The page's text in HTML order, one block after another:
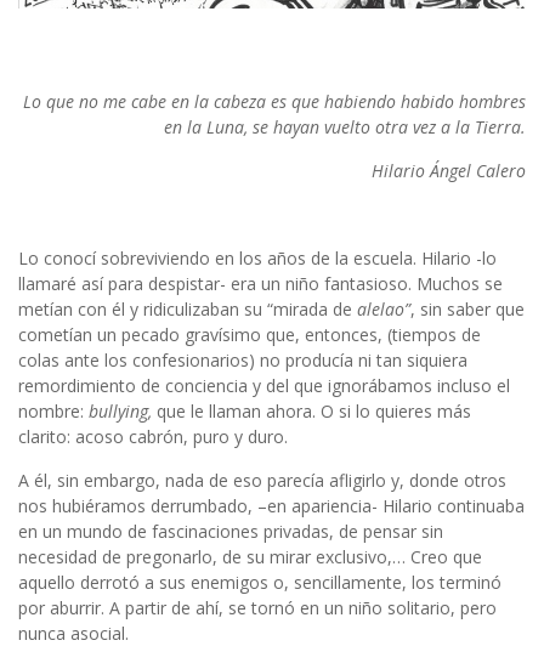
Lo que no me cabe en la cabeza es que habiendo habido hombres
en la Luna, se hayan vuelto otra vez a la Tierra.
Hilario Ángel Calero
Lo conocí sobreviviendo en los años de la escuela. Hilario -lo
llamaré así para despistar- era un niño fantasioso. Muchos se
metían con él y ridiculizaban su “mirada de alelao”, sin saber que
cometían un pecado gravísimo que, entonces, (tiempos de
colas ante los confesionarios) no producía ni tan siquiera
remordimiento de conciencia y del que ignorábamos incluso el
nombre: bullying, que le llaman ahora. O si lo quieres más
clarito: acoso cabrón, puro y duro.
A él, sin embargo, nada de eso parecía afligirlo y, donde otros
nos hubiéramos derrumbado, –en apariencia- Hilario continuaba
en un mundo de fascinaciones privadas, de pensar sin
necesidad de pregonarlo, de su mirar exclusivo,… Creo que
aquello derrotó a sus enemigos o, sencillamente, los terminó
por aburrir. A partir de ahí, se tornó en un niño solitario, pero
nunca asocial.